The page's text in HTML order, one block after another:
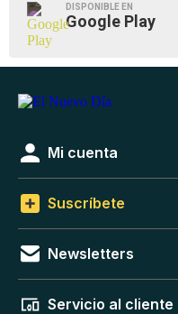
DISPONIBLE EN
Google Play
Mi cuenta
Suscríbete
Newsletters
Servicio al cliente